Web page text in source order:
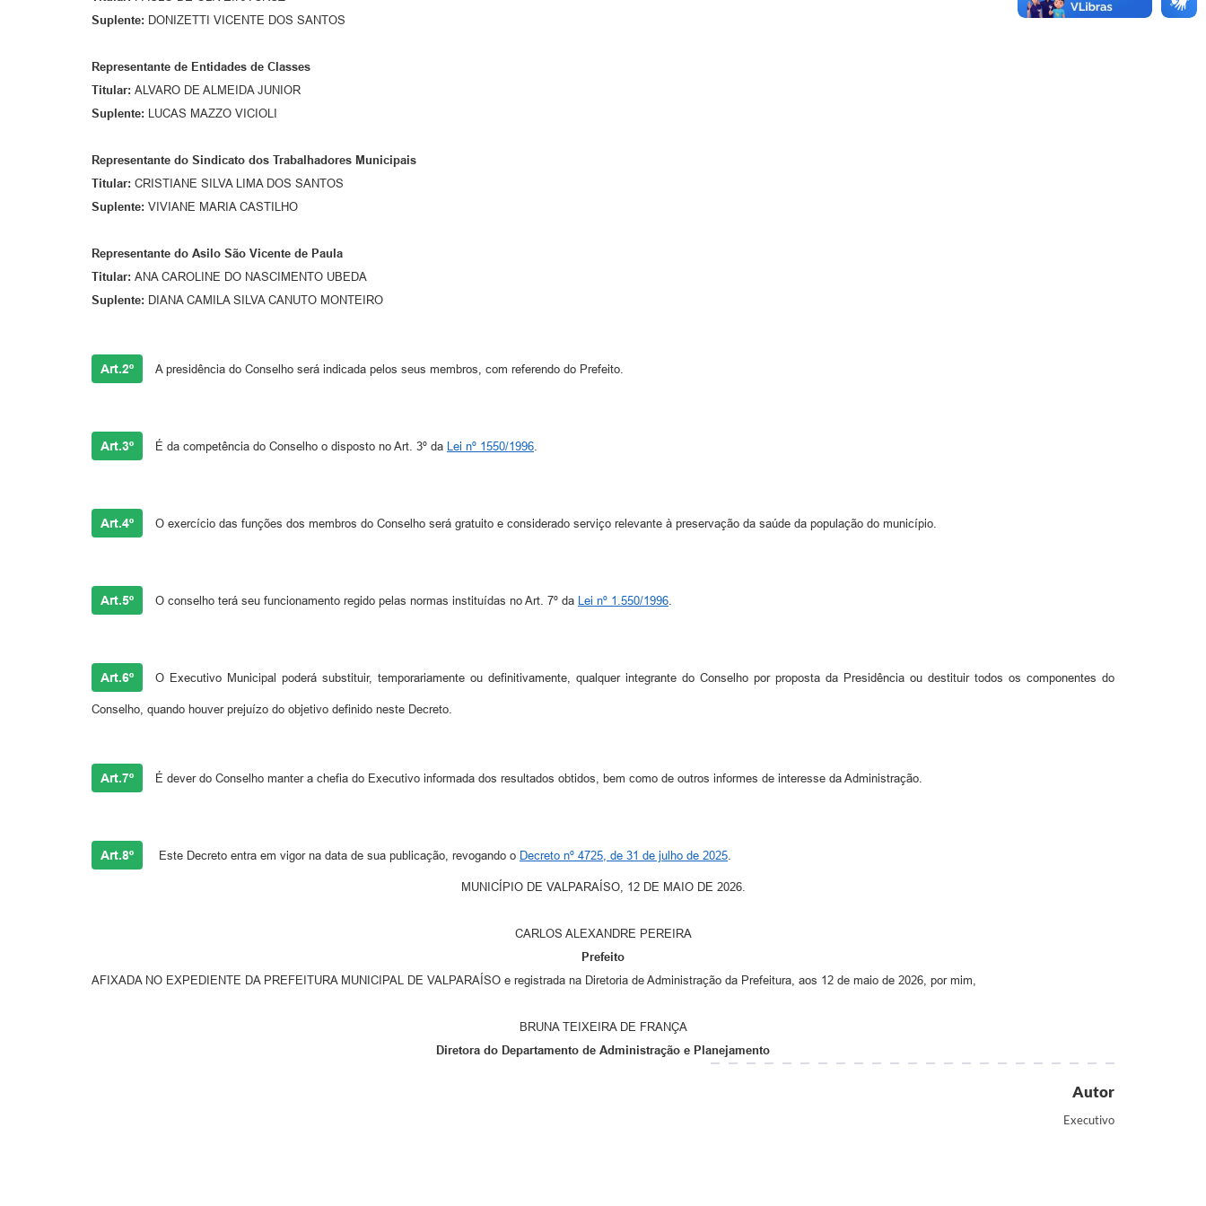
Suplente: DONIZETTI VICENTE DOS SANTOS
Representante de Entidades de Classes
Titular: ALVARO DE ALMEIDA JUNIOR
Suplente: LUCAS MAZZO VICIOLI
Representante do Sindicato dos Trabalhadores Municipais
Titular: CRISTIANE SILVA LIMA DOS SANTOS
Suplente: VIVIANE MARIA CASTILHO
Representante do Asilo São Vicente de Paula
Titular: ANA CAROLINE DO NASCIMENTO UBEDA
Suplente: DIANA CAMILA SILVA CANUTO MONTEIRO
Art.2º A presidência do Conselho será indicada pelos seus membros, com referendo do Prefeito.
Art.3º É da competência do Conselho o disposto no Art. 3º da Lei nº 1550/1996.
Art.4º O exercício das funções dos membros do Conselho será gratuito e considerado serviço relevante à preservação da saúde da população do município.
Art.5º O conselho terá seu funcionamento regido pelas normas instituídas no Art. 7º da Lei nº 1.550/1996.
Art.6º O Executivo Municipal poderá substituir, temporariamente ou definitivamente, qualquer integrante do Conselho por proposta da Presidência ou destituir todos os componentes do
Conselho, quando houver prejuízo do objetivo definido neste Decreto.
Art.7º É dever do Conselho manter a chefia do Executivo informada dos resultados obtidos, bem como de outros informes de interesse da Administração.
Art.8º Este Decreto entra em vigor na data de sua publicação, revogando o Decreto nº 4725, de 31 de julho de 2025.
MUNICÍPIO DE VALPARAÍSO, 12 DE MAIO DE 2026.
CARLOS ALEXANDRE PEREIRA
Prefeito
AFIXADA NO EXPEDIENTE DA PREFEITURA MUNICIPAL DE VALPARAÍSO e registrada na Diretoria de Administração da Prefeitura, aos 12 de maio de 2026, por mim,
BRUNA TEIXEIRA DE FRANÇA
Diretora do Departamento de Administração e Planejamento
Autor
Executivo